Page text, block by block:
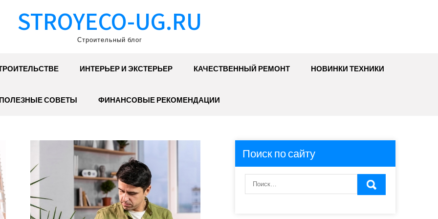
STROYECO-UG.RU
Строительный блог
ИНТЕРЬЕР И ЭКСТЕРЬЕР КАЧЕСТВЕННЫЙ РЕМОНТ НОВИНКИ ТЕХНИКИ
ПОЛЕЗНЫЕ СОВЕТЫ ФИНАНСОВЫЕ РЕКОМЕНДАЦИИ
Поиск по сайту